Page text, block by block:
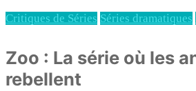
Critiques de Séries Séries dramatiques
Zoo : La série où les
rebellent